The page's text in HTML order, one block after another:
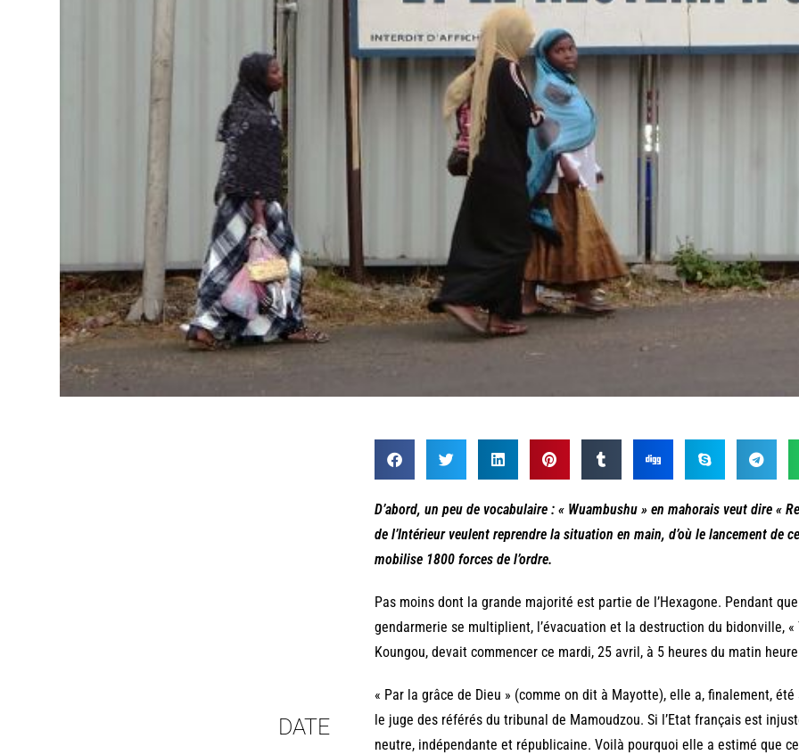
DATE
D’abord, un peu de vocabulaire : « Wuambushu » en mahorais veut dire «
de l’Intérieur veulent reprendre la situation en main, d’où le lancement de
mobilise 1800 forces de l’ordre.
Pas moins dont la grande majorité est partie de l’Hexagone. Pendant
gendarmerie se multiplient, l’évacuation et la destruction du bidonville, «
Koungou, devait commencer ce mardi, 25 avril, à 5 heures du matin
« Par la grâce de Dieu » (comme on dit à Mayotte), elle a, finalement,
le juge des référés du tribunal de Mamoudzou. Si l’Etat français est
neutre, indépendante et républicaine. Voilà pourquoi elle a estimé que